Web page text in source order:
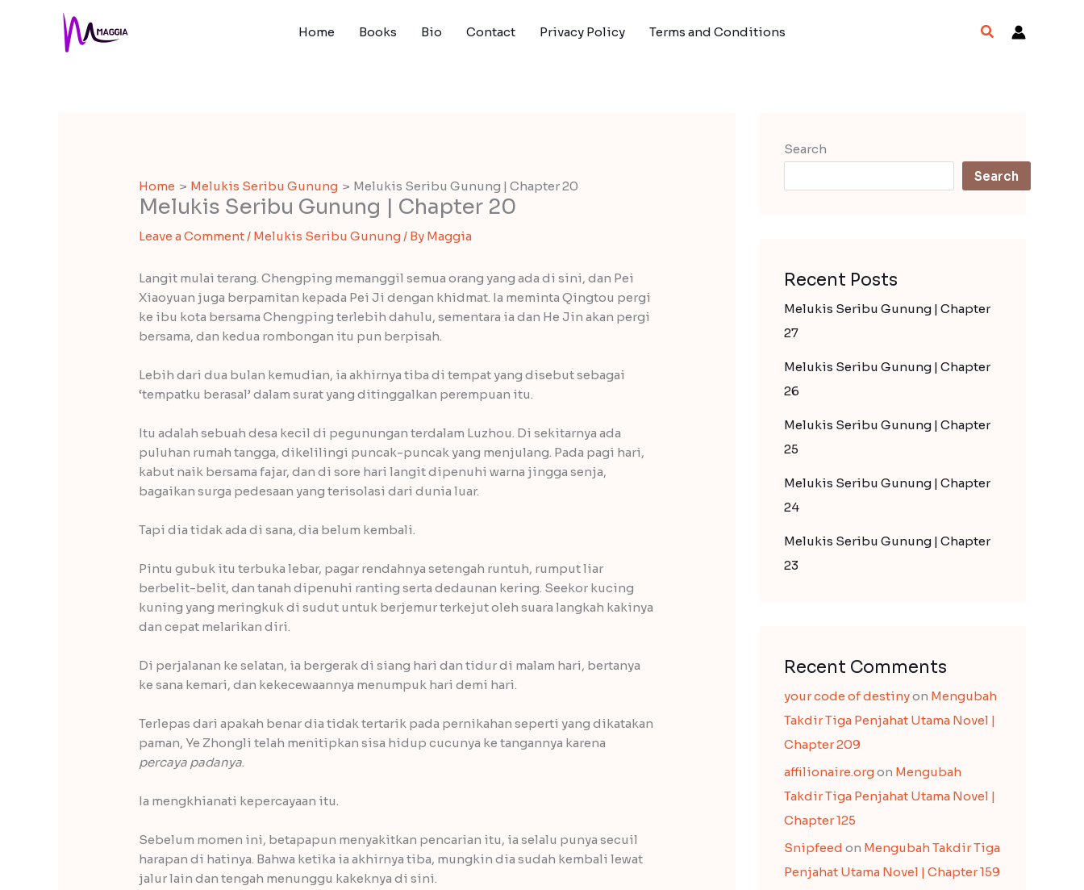
Home Books Bio Contact Privacy Policy Terms and Conditions Search
Home Melukis Seribu Gunung Melukis Seribu Gunung | Chapter 20
Melukis Seribu Gunung | Chapter 20
Leave a Comment/ Melukis Seribu Gunung/ By Maggia
Langit mulai terang. Chengping memanggil semua orang yang ada di sini, dan Pei
Xiaoyuan juga berpamitan kepada Pei Ji dengan khidmat. Ia meminta Qingtou pergi
ke ibu kota bersama Chengping terlebih dahulu, sementara ia dan He Jin akan pergi
bersama, dan kedua rombongan itu pun berpisah.
Lebih dari dua bulan kemudian, ia akhirnya tiba di tempat yang disebut sebagai
‘tempatku berasal’ dalam surat yang ditinggalkan perempuan itu.
Itu adalah sebuah desa kecil di pegunungan terdalam Luzhou. Di sekitarnya ada
puluhan rumah tangga, dikelilingi puncak-puncak yang menjulang. Pada pagi hari,
kabut naik bersama fajar, dan di sore hari langit dipenuhi warna jingga senja,
bagaikan surga pedesaan yang terisolasi dari dunia luar.
Tapi dia tidak ada di sana, dia belum kembali.
Pintu gubuk itu terbuka lebar, pagar rendahnya setengah runtuh, rumput liar
berbelit-belit, dan tanah dipenuhi ranting serta dedaunan kering. Seekor kucing
kuning yang meringkuk di sudut untuk berjemur terkejut oleh suara langkah kakinya
dan cepat melarikan diri.
Di perjalanan ke selatan, ia bergerak di siang hari dan tidur di malam hari, bertanya
ke sana kemari, dan kekecewaannya menumpuk hari demi hari.
Terlepas dari apakah benar dia tidak tertarik pada pernikahan seperti yang dikatakan
paman, Ye Zhongli telah menitipkan sisa hidup cucunya ke tangannya karena
percaya padanya.
Ia mengkhianati kepercayaan itu.
Sebelum momen ini, betapapun menyakitkan pencarian itu, ia selalu punya secuil
harapan di hatinya. Bahwa ketika ia akhirnya tiba, mungkin dia sudah kembali lewat
jalur lain dan tengah menunggu kakeknya di sini.
Search
Search
Recent Posts
Melukis Seribu Gunung | Chapter
27
Melukis Seribu Gunung | Chapter
26
Melukis Seribu Gunung | Chapter
25
Melukis Seribu Gunung | Chapter
24
Melukis Seribu Gunung | Chapter
23
Recent Comments
your code of destinyon Mengubah
Takdir Tiga Penjahat Utama Novel |
Chapter 209
affilionaire.orgon Mengubah
Takdir Tiga Penjahat Utama Novel |
Chapter 125
Snipfeed on Mengubah Takdir Tiga
Penjahat Utama Novel | Chapter 159